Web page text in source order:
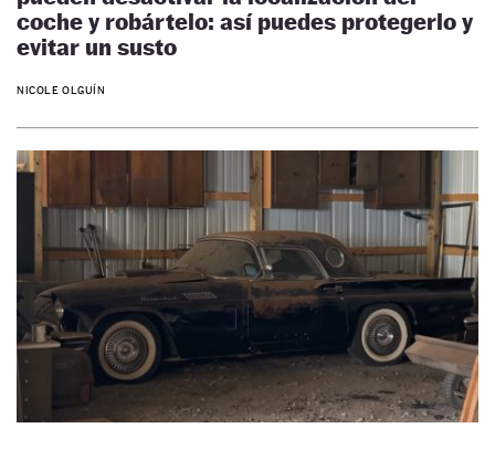
coche y robártelo: así puedes protegerlo y
evitar un susto
NICOLE OLGUÍN